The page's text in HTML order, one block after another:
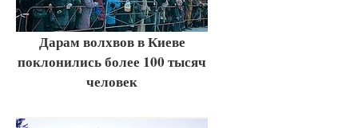
Дарам волхвов в Киеве
поклонились более 100 тысяч
человек